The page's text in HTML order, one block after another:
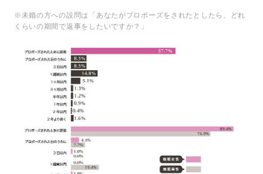
※未婚の方への設問は「あなたがプロポーズをされたとしたら、どれ
くらいの期間で返事をしたいですか？」